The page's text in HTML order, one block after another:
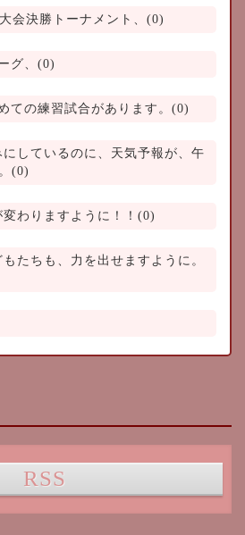
会決勝トーナメント、(0)
グ、(0)
ての練習試合があります。(0)
しているのに、天気予報が、午
(0)
わりますように！！(0)
たちも、力を出せますように。
RSS